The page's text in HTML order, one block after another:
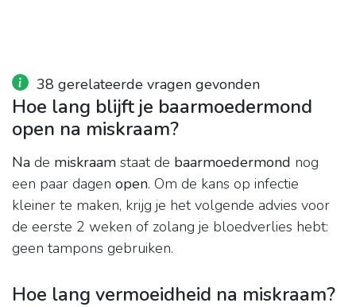
38 gerelateerde vragen gevonden
Hoe lang blijft je baarmoedermond
open na miskraam?
Na de miskraam staat de baarmoedermond nog
een paar dagen open. Om de kans op infectie
kleiner te maken, krijg je het volgende advies voor
de eerste 2 weken of zolang je bloedverlies hebt:
geen tampons gebruiken.
Hoe lang vermoeidheid na miskraam?